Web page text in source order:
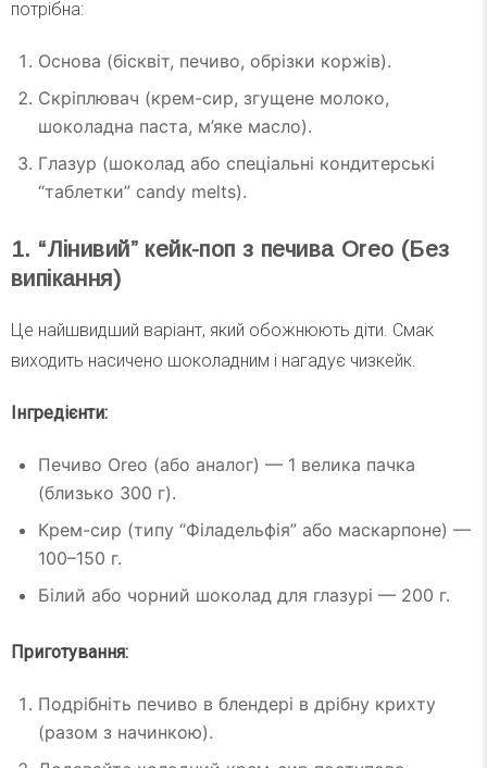
потрібна:
Основа (бісквіт, печиво, обрізки коржів).
Скріплювач (крем-сир, згущене молоко,
шоколадна паста, м’яке масло).
Глазур (шоколад або спеціальні кондитерські
“таблетки” candy melts).
1. “Лінивий” кейк-поп з печива Oreo (Без
випікання)
Це найшвидший варіант, який обожнюють діти. Смак
виходить насичено шоколадним і нагадує чизкейк.
Інгредієнти:
Печиво Oreo (або аналог) — 1 велика пачка
(близько 300 г).
Крем-сир (типу “Філадельфія” або маскарпоне) —
100–150 г.
Білий або чорний шоколад для глазурі — 200 г.
Приготування:
Подрібніть печиво в блендері в дрібну крихту
(разом з начинкою).